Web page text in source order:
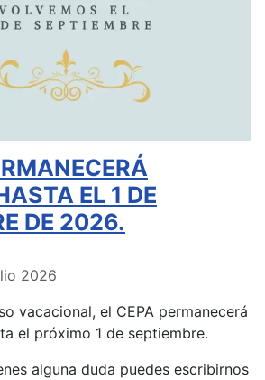
EL 1 DE
DE 2026.
2026
vacacional, el CEPA permanecerá
el próximo 1 de septiembre.
alguna duda puedes escribirnos